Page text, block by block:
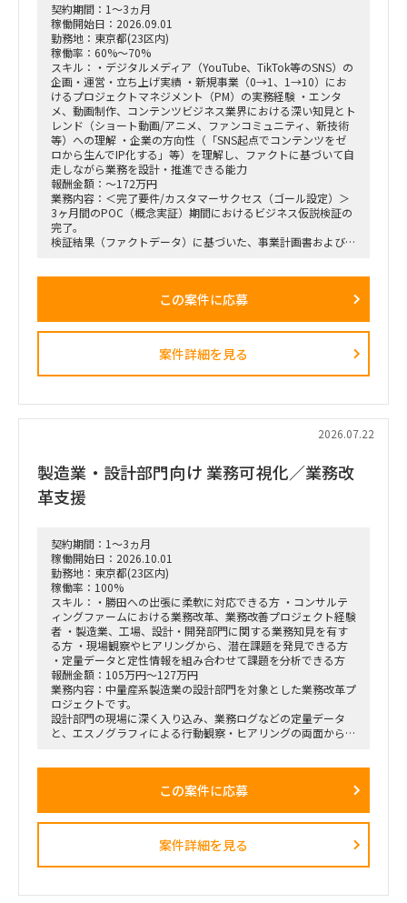
契約期間：1～3ヵ月
稼働開始日：2026.09.01
勤務地：東京都(23区内)
稼働率：60%～70%
スキル：・デジタルメディア（YouTube、TikTok等のSNS）の
企画・運営・立ち上げ実績 ・新規事業（0→1、1→10）にお
けるプロジェクトマネジメント（PM）の実務経験 ・エンタ
メ、動画制作、コンテンツビジネス業界における深い知見とト
レンド（ショート動画/アニメ、ファンコミュニティ、新技術
等）への理解 ・企業の方向性（「SNS起点でコンテンツをゼ
ロから生んでIP化する」等）を理解し、ファクトに基づいて自
走しながら業務を設計・推進できる能力
報酬金額：～172万円
業務内容：＜完了要件/カスタマーサクセス（ゴール設定）＞
3ヶ月間のPOC（概念実証）期間におけるビジネス仮説検証の
完了。
検証結果（ファクトデータ）に基づいた、事業計画書および市
・稟議通過後の実務（POCフェーズ）におけるプロジェクト
・3ヶ月間の検証マイルストーン（ガントチャート等）の設計
・市場調査、ヒアリング対象（パートナー等）の調査・選定・
実行。
デート。
・事業計画、ターゲット層の選定、市場規模の再見直し。
・週1回または隔週1回程度の定例ミーティングへの参加、お
この案件に応募
案件詳細を見る
2026.07.22
製造業・設計部門向け 業務可視化／業務改
革支援
契約期間：1～3ヵ月
稼働開始日：2026.10.01
勤務地：東京都(23区内)
稼働率：100%
スキル：・勝田への出張に柔軟に対応できる方 ・コンサルテ
ィングファームにおける業務改革、業務改善プロジェクト経験
者 ・製造業、工場、設計・開発部門に関する業務知見を有す
る方 ・現場観察やヒアリングから、潜在課題を発見できる方
・定量データと定性情報を組み合わせて課題を分析できる方
報酬金額：105万円～127万円
業務内容：中量産系製造業の設計部門を対象とした業務改革プ
ロジェクトです。
設計部門の現場に深く入り込み、業務ログなどの定量データ
と、エスノグラフィによる行動観察・ヒアリングの両面から、
に対する改革提案および最終報告までを担います。
■業務内容
・設計部門のオフィス内における行動観察、エスノグラフィ調
・現場担当者へのヒアリングおよび顕在・潜在課題の整理
この案件に応募
案件詳細を見る